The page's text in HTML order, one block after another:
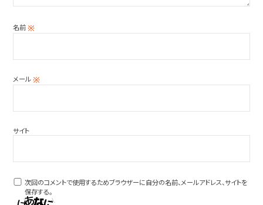
名前※
メール※
サイト
次回のコメントで使用するためブラウザーに自分の名前、メールアドレス、サイトを
保存する。